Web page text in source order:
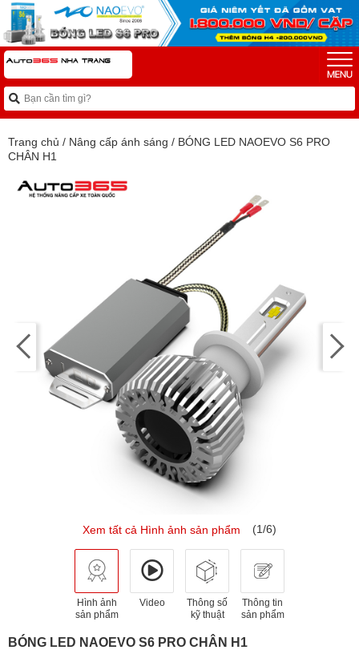
Trang chủ / Nâng cấp ánh sáng / BÓNG LED NAOEVO S6 PRO
CHÂN H1
Xem tất cả Hình ảnh sản phẩm (1/6)
Hình ảnh
sản phẩm
Video
Thông số
kỹ thuật
Thông tin
sản phẩm
BÓNG LED NAOEVO S6 PRO CHÂN H1